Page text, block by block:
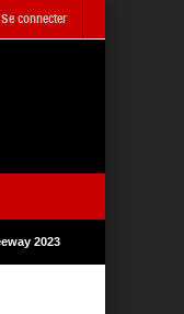
Se connecter
Prix du neuf – SAM Cycle 2023